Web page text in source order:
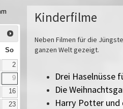
So
2
9
16
23
Kinderfilme
Neben Filmen für die
ganzen Welt gezeigt.
Drei Haselnüsse
Die
Harry Potter und